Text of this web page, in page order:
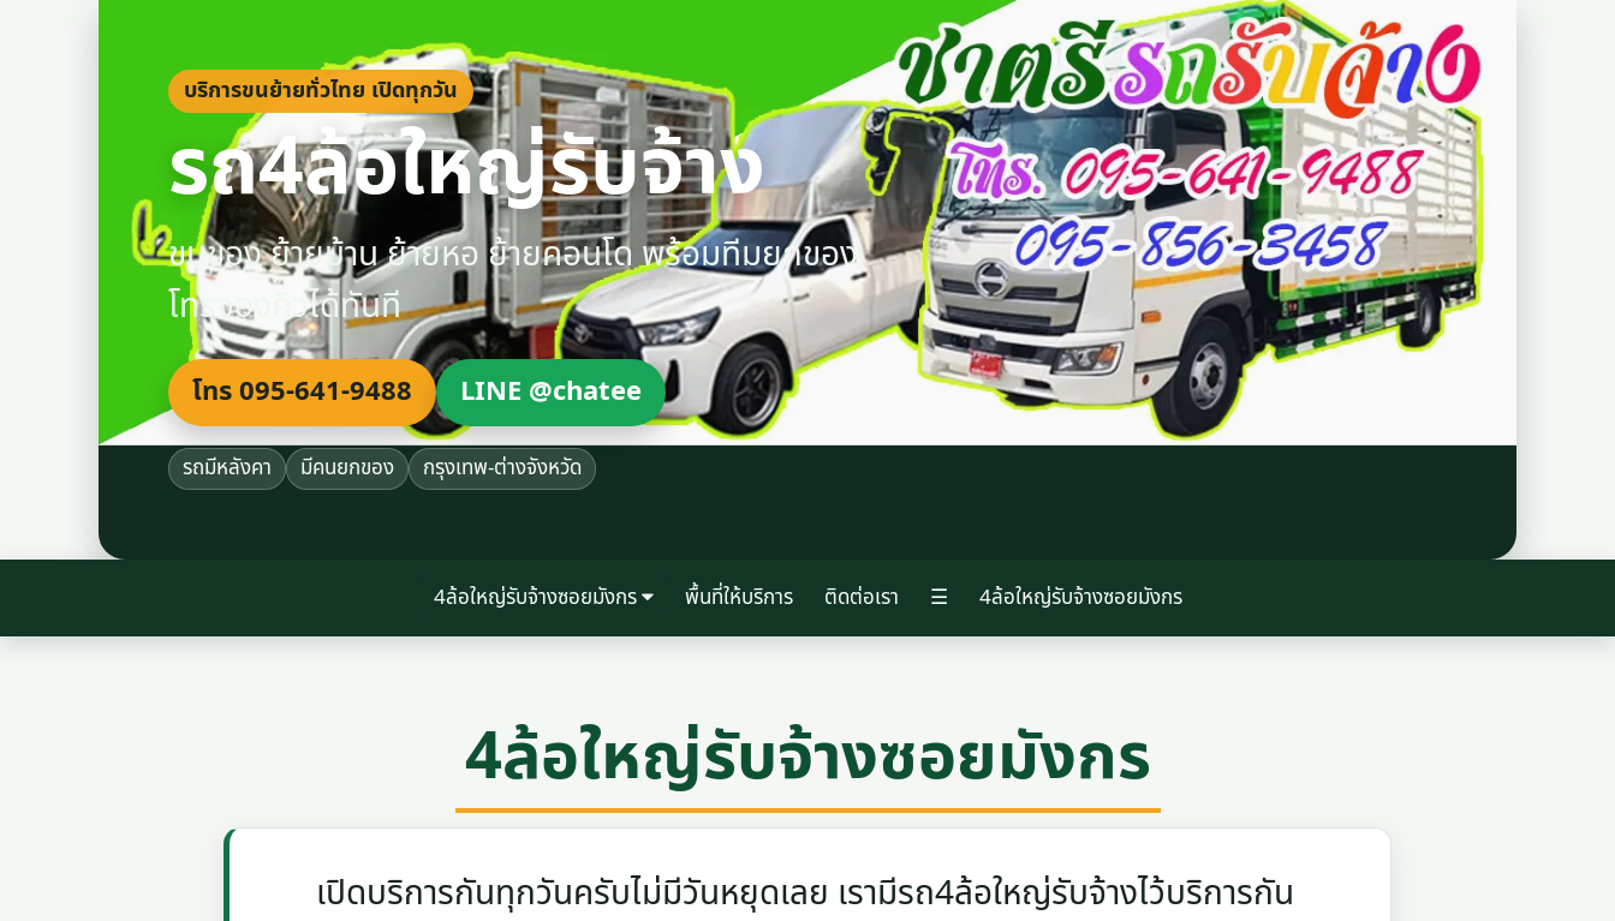
บริการขนย้ายทั่วไทย เปิดทุกวัน
รถ4ล้อใหญ่รับจ้าง
ขนของ ย้ายบ้าน ย้ายหอ ย้ายคอนโด พร้อมทีมยกของ
โทรจองคิวได้ทันที
โทร 095-641-9488 LINE @chatee
รถมีหลังคา มีคนยกของ กรุงเทพ-ต่างจังหวัด
4ล้อใหญ่รับจ้างซอยมังกร พื้นที่ให้บริการ ติดต่อเรา ☰ 4ล้อใหญ่รับจ้างซอยมังกร
4ล้อใหญ่รับจ้างซอยมังกร
เปิดบริการกันทุกวันครับไม่มีวันหยุดเลย เรามีรถ4ล้อใหญ่รับจ้างไว้บริการกัน